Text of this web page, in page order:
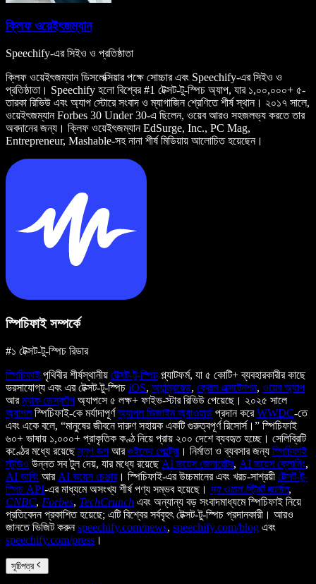
ক্লিফ ওয়েইৎজম্যান
Speechify-এর সিইও ও প্রতিষ্ঠাতা
ক্লিফ ওয়েইৎজম্যান ডিসলেক্সিয়ার পক্ষে সোচ্চার এবং Speechify-এর সিইও ও
প্রতিষ্ঠাতা। Speechify হলো বিশ্বের #1 টেক্সট-টু-স্পিচ অ্যাপ, যার ১,০০,০০০+ ৫-
তারকা রিভিউ এবং অ্যাপ স্টোরে সংবাদ ও ম্যাগাজিন শ্রেণিতে শীর্ষ স্থান। ২০১৭ সালে,
ওয়েইৎজম্যান Forbes 30 Under 30-এ ছিলেন, ওয়েব আরও সহজলভ্য করতে তার
অবদানের জন্য। ক্লিফ ওয়েইৎজম্যান EdSurge, Inc., PC Mag,
Entrepreneur, Mashable-সহ নানা শীর্ষ মিডিয়ায় আলোচিত হয়েছেন।
স্পিচিফাই সম্পর্কে
#১ টেক্সট-টু-স্পিচ রিডার
স্পিচিফাই পৃথিবীর শীর্ষস্থানীয় টেক্সট-টু-স্পিচ প্ল্যাটফর্ম, যা ৫ কোটি+ ব্যবহারকারীর কাছে
ভরসাযোগ্য এবং এর টেক্সট-টু-স্পিচ iOS, অ্যান্ড্রয়েড, ক্রোম এক্সটেনশন, ওয়েব অ্যাপ
আরম্যাক ডেস্কটপ অ্যাপসে ৫ লক্ষ+ ফাইভ-স্টার রিভিউ পেয়েছে। ২০২৫ সালে
অ্যাপলস্পিচিফাই-কে মর্যাদাপূর্ণঅ্যাপল ডিজাইন অ্যাওয়ার্ড প্রদান করেWWDC-তে
এবং একে বলে, “মানুষের জীবনে দারুণ সহায়ক একটি গুরুত্বপূর্ণ রিসোর্স।” স্পিচিফাই
৬০+ ভাষায় ১,০০০+ প্রাকৃতিক কণ্ঠ নিয়ে প্রায় ২০০ দেশে ব্যবহৃত হচ্ছে। সেলিব্রিটি
কণ্ঠের মধ্যে রয়েছেস্নুপ ডগ আরগুইনেথ পেল্ট্রো । নির্মাতা ও ব্যবসার জন্য স্পিচিফাই
স্টুডিও উন্নত সব টুল দেয়, যার মধ্যে রয়েছে AI ভয়েস জেনারেটর, AI ভয়েস ক্লোনিং,
AI ডাবিং আর AI ভয়েস চেঞ্জার। স্পিচিফাই-এর উচ্চমানের এবং খরচ-সাশ্রয়ী টেক্সট-টু-
স্পিচ API-এর মাধ্যমে অসংখ্য শীর্ষ পণ্য সম্ভব হয়েছে। দ্য ওয়াল স্ট্রিট জার্নাল,
CNBC, Forbes, TechCrunch এবং অন্যান্য বড় সংবাদমাধ্যমে স্পিচিফাই নিয়ে
প্রতিবেদন প্রকাশিত হয়েছে; এটি বিশ্বের সর্ববৃহৎ টেক্সট-টু-স্পিচ প্রদানকারী। আরও
জানতে ভিজিট করুনspeechify.com/news, speechify.com/blog এবং
speechify.com/press ।
সূচিপত্র